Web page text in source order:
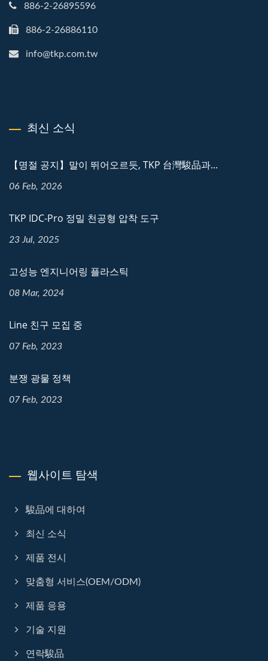
886-2-26895596
886-2-26886110
info@tkp.com.tw
최신 소식
【명절 공지】말이 뛰어오르듯, TKP 台灣駿品과...
06 Feb, 2026
TKP IDC-Pro 정밀 천공형 압착 도구
23 Jul, 2025
고성능 엔지니어링 플라스틱
08 Mar, 2024
Line 친구 모집 중
07 Feb, 2023
분쟁 광물 정책
07 Feb, 2023
웹사이트 탐색
駿品에 대하여
최신 소식
제품 전시
맞춤형 서비스(OEM/ODM)
제품 응용
기술 지원
연락駿品